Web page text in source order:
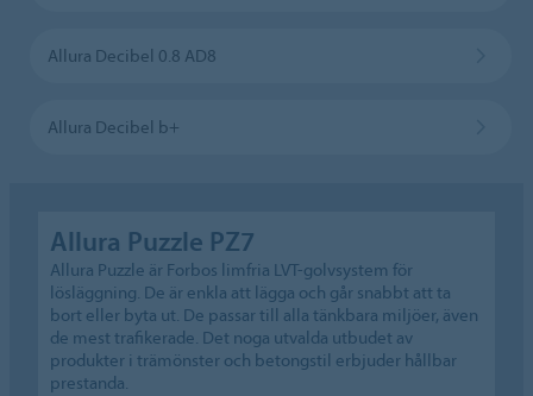
Allura Decibel 0.8 AD8
Allura Decibel b+
Allura Puzzle PZ7
Allura Puzzle är Forbos limfria LVT-golvsystem för
lösläggning. De är enkla att lägga och går snabbt att ta
bort eller byta ut. De passar till alla tänkbara miljöer, även
de mest trafikerade. Det noga utvalda utbudet av
produkter i trämönster och betongstil erbjuder hållbar
prestanda.